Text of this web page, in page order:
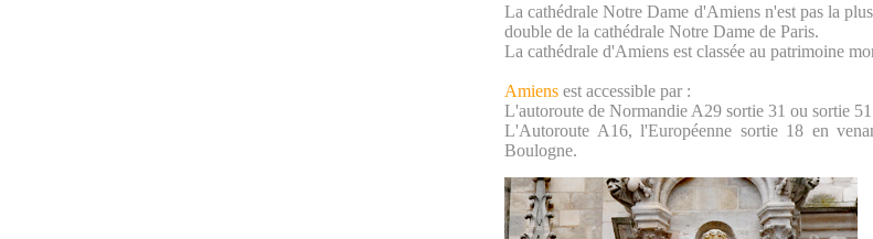
La cathédrale Notre Dame d'Amiens n'est pas la
double de la cathédrale Notre Dame de Paris.
La cathédrale d'Amiens est classée au patrimoine
Amiens est accessible par :
L'autoroute de Normandie A29 sortie 31 ou sortie
L'Autoroute A16, l'Européenne sortie 18 en
Boulogne.